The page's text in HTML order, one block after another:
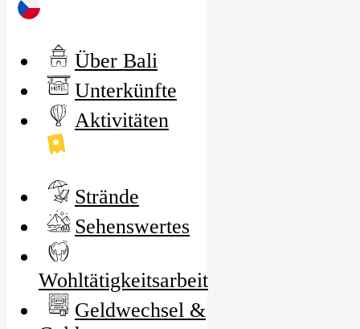
Über Bali
Unterkünfte
Aktivitäten
Strände
Sehenswertes
Wohltätigkeitsarbeit
Geldwechsel &